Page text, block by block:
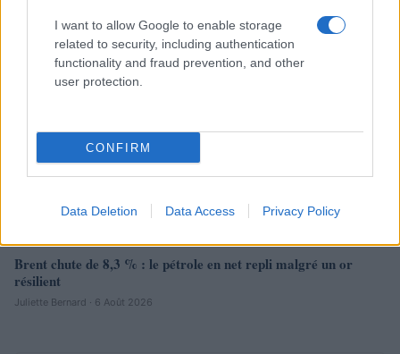
I want to allow Google to enable storage
related to security, including authentication
functionality and fraud prevention, and other
user protection.
CONFIRM
Data Deletion Data Access Privacy Policy
Brent chute de 8,3 % : le pétrole en net repli malgré un or
résilient
Juliette Bernard · 6 Août 2026